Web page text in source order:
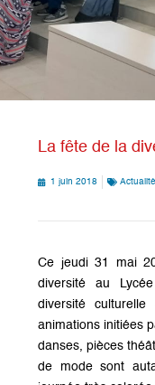
La fête de la
1 juin 2018
Ce jeudi 31 mai
diversité au
diversité
animations initiées
danses, pièces
de mode sont